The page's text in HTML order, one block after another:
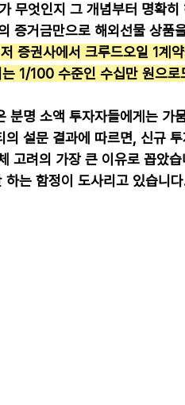
무엇인지 그 개념부터 명확
증거금만으로 해외선물 상품
증권사에서 크루드오일 1계
1/100 수준인 수십만 원으로
분명 소액 투자자들에게는 가
의 설문 결과에 따르면, 신규
고려의 가장 큰 이유로 꼽았
하는 함정이 도사리고 있습니